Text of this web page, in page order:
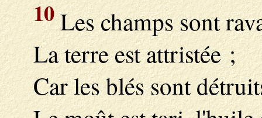
10Les champs sont
La terre est attristée ;
Car les blés sont